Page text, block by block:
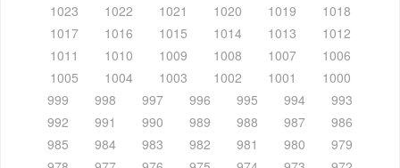
1023
1022 1021 1020 1019
1018
1017
1016 1015 1014 1013
1012
1011
1010 1009 1008 1007
1006
1005
1004 1003 1002 1001
1000
999
998 997 996 995 994
993
992
991 990 989 988 987
986
985
984 983 982 981 980
979